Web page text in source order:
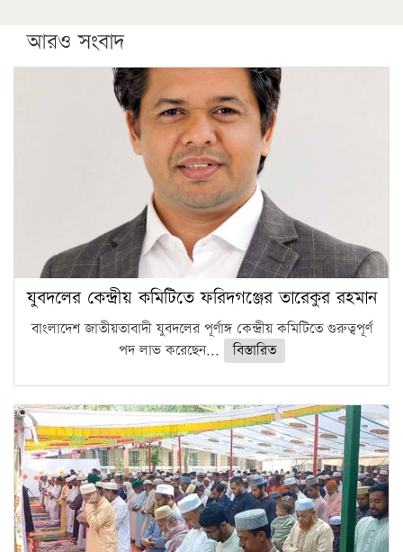
আরও সংবাদ
যুবদলের কেন্দ্রীয় কমিটিতে ফরিদগঞ্জের তারেকুর রহমান
বাংলাদেশ জাতীয়তাবাদী যুবদলের পূর্ণাঙ্গ কেন্দ্রীয় কমিটিতে গুরুত্বপূর্ণ
পদ লাভ করেছেন...
বিস্তারিত